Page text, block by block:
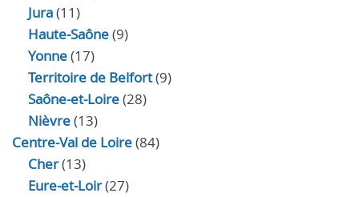
Jura(11)
Haute‑Saône(9)
Yonne(17)
Territoire de Belfort(9)
Saône-et-Loire(28)
Nièvre(13)
Centre-Val de Loire(84)
Cher(13)
Eure‑et‑Loir(27)